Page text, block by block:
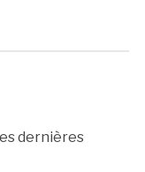
dernières